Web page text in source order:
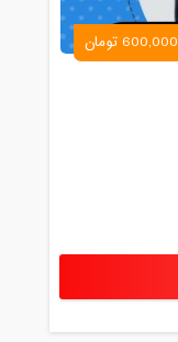
600,000 تومان